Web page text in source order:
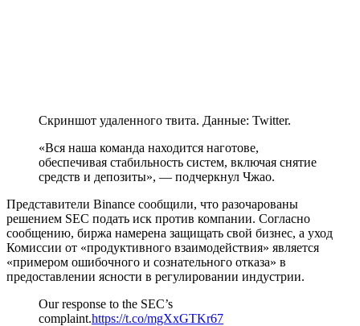
Скриншот удаленного твита. Данные: Twitter.
«Вся наша команда находится наготове,
обеспечивая стабильность систем, включая снятие
средств и депозиты», — подчеркнул Чжао.
Представители Binance сообщили, что разочарованы
решением SEC подать иск против компании. Согласно
сообщению, биржа намерена защищать свой бизнес, а уход
Комиссии от «продуктивного взаимодействия» является
«примером ошибочного и сознательного отказа» в
предоставлении ясности в регулировании индустрии.
Our response to the SEC’s
complaint.https://t.co/mgXxGTKr67